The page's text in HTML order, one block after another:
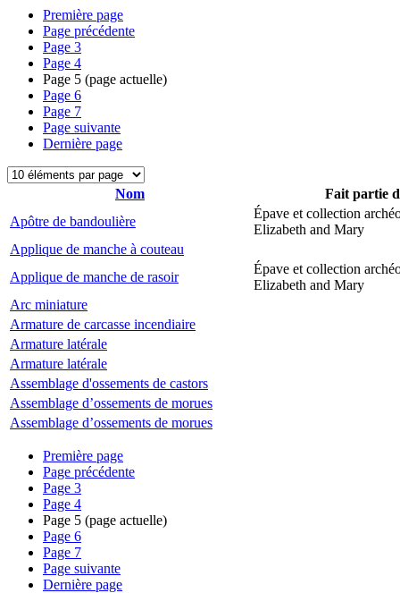
Première page
Page précédente
Page 3
Page 4
Page 5 (page actuelle)
Page 6
Page 7
Page suivante
Dernière page
Nom
Fait partie
Apôtre de bandoulière
Épave et collection
Elizabeth and Mary
Applique de manche à couteau
Applique de manche de rasoir
Épave et collection
Elizabeth and Mary
Arc miniature
Armature de carcasse incendiaire
Armature latérale
Armature latérale
Assemblage d'ossements de castors
Assemblage d’ossements de morues
Assemblage d’ossements de morues
Première page
Page précédente
Page 3
Page 4
Page 5 (page actuelle)
Page 6
Page 7
Page suivante
Dernière page